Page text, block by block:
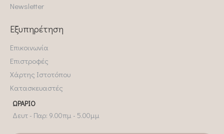
Newsletter
Εξυπηρέτηση
Επικοινωνία
Επιστροφές
Χάρτης Ιστοτόπου
Κατασκευαστές
ΩΡΆΡΙΟ
Δευτ - Παρ: 9.00πμ - 5.00μμ